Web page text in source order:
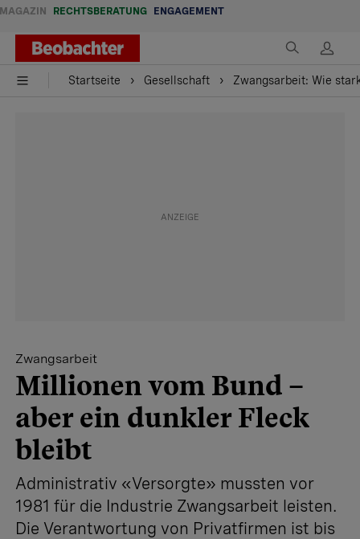
MAGAZIN RECHTSBERATUNG ENGAGEMENT
Startseite Gesellschaft Zwangsarbeit: Wie
Zwangsarbeit
Millionen vom Bund –
aber ein dunkler Fleck
bleibt
Administrativ «Versorgte» mussten vor
1981 für die Industrie Zwangsarbeit leisten.
Die Verantwortung von Privatfirmen ist bis